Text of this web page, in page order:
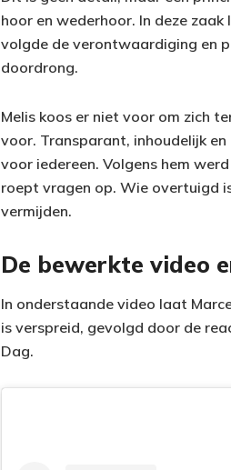
hoor en wederhoor. In deze
volgde de verontwaardiging en
doordrong.
Melis koos er niet voor om zich
voor. Transparant, inhoudelijk
voor iedereen. Volgens hem
roept vragen op. Wie overtuigd
vermijden.
De bewerkte video
In onderstaande video laat
is verspreid, gevolgd door de
Dag.